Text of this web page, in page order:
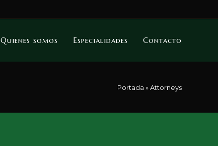
Quienes somos Especialidades Contacto
Portada »Attorneys